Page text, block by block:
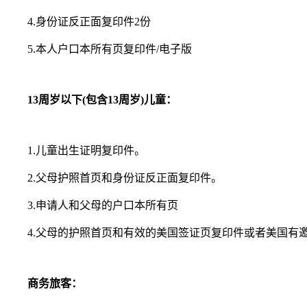
4.身份证反正面复印件2份
5.本人户口本所有页复印件/电子版
13周岁以下(包含13周岁)儿童：
1.儿童出生证明复印件。
2.父母护照首页和身份证反正面复印件。
3.申请人和父母的户口本所有页
4.父母的护照首页和有效的美国签证页复印件或者美国有
商务旅客：